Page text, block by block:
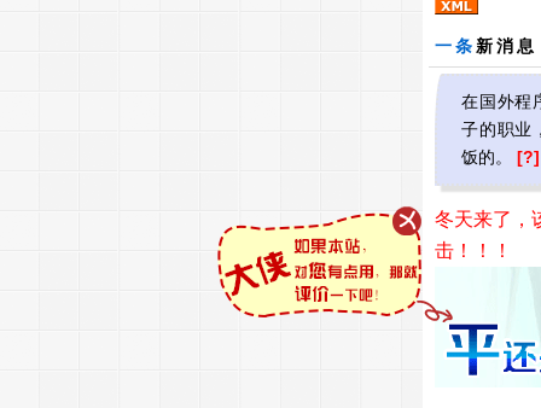
一条 新消息
在国外程
子的职业
饭的。 [?]
冬天来了，
击！！！